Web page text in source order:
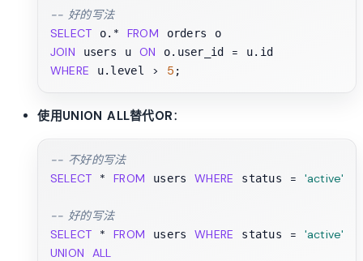
-- 好的写法
SELECT o. * FROM
JOIN users u ON o.user_id =
WHERE u.level > 5
使用UNION ALL替代OR：
-- 不好的写法
SELECT
* FROM users WHERE status = 'active'
-- 好的写法
SELECT
* FROM users WHERE status =
'active'
UNION
ALL